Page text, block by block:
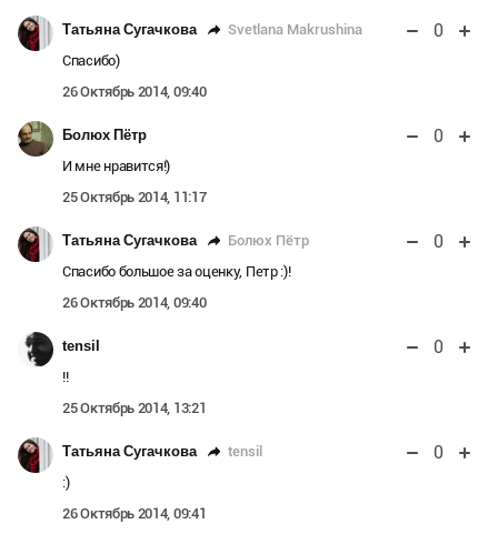
Татьяна Сугачкова Svetlana Makrushina 0
Спасибо)
26 Октябрь 2014, 09:40
Болюх Пётр 0
И мне нравится!)
25 Октябрь 2014, 11:17
Татьяна Сугачкова Болюх Пётр 0
Спасибо большое за оценку, Петр :)!
26 Октябрь 2014, 09:40
tensil 0
!!
25 Октябрь 2014, 13:21
Татьяна Сугачкова tensil 0
:)
26 Октябрь 2014, 09:41